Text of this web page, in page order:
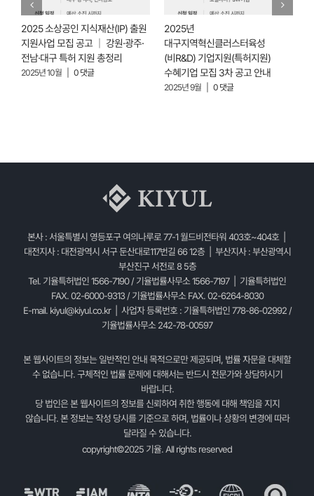
2025 소상공인 지식재산(IP) 출원
지원사업 모집 공고 │ 강원·광주·
전남·대구 특허 지원 총정리
2025년 10월 0 댓글
2025년
대구지역혁신클러스터육성
(비R&D) 기업지원(특허지원)
수혜기업 모집 3차 공고 안내
2025년 9월 0 댓글
본사 : 서울특별시 영등포구 여의나루로 77-1 월드비전타워 403호~404호 |
대전지사 : 대전광역시 서구 둔산대로117번길 66 12층 | 부산지사 : 부산광역시
부산진구 서전로 8 5층
Tel. 기율특허법인 1566-7190 / 기율법률사무소 1566-7197 | 기율특허법인
FAX. 02-6000-9313 / 기율법률사무소 FAX. 02-6264-8030
E-mail. kiyul@kiyul.co.kr| 사업자 등록번호 : 기율특허법인 778-86-02992 /
기율법률사무소 242-78-00597
본 웹사이트의 정보는 일반적인 안내 목적으로만 제공되며, 법률 자문을 대체할
수 없습니다. 구체적인 법률 문제에 대해서는 반드시 전문가와 상담하시기
바랍니다.
당 법인은 본 웹사이트의 정보를 신뢰하여 취한 행동에 대해 책임을 지지
않습니다. 본 정보는 작성 당시를 기준으로 하며, 법률이나 상황의 변경에 따라
달라질 수 있습니다.
copyright©2025 기율. All rights reserved